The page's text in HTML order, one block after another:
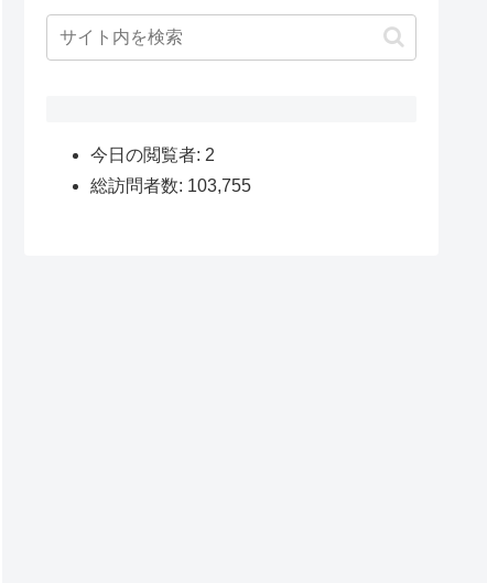
今日の閲覧者: 2
総訪問者数: 103,755